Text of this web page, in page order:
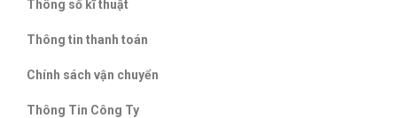
Thông số kĩ thuật
Thông tin thanh toán
Chính sách vận chuyển
Thông Tin Công Ty